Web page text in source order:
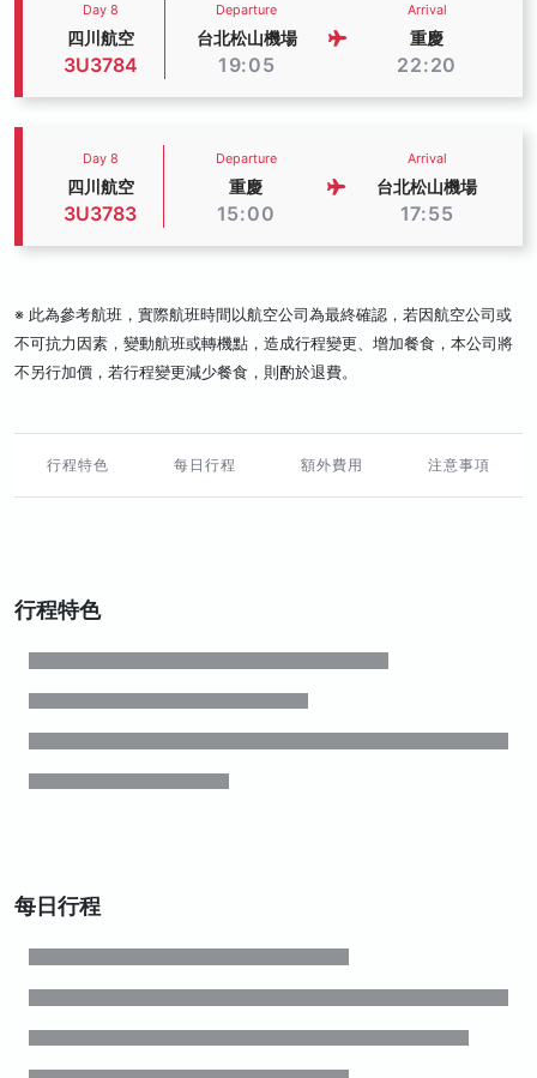
Day 8
四川航空
3U3784
Departure
台北松山機場
19:05
Arrival
重慶
22:20
Day 8
四川航空
3U3783
Departure
重慶
15:00
Arrival
台北松山機場
17:55
※ 此為參考航班，實際航班時間以航空公司為最終確認，若因航空公司或
不可抗力因素，變動航班或轉機點，造成行程變更、增加餐食，本公司將
不另行加價，若行程變更減少餐食，則酌於退費。
行程特色 每日行程 額外費用 注意事項
行程特色
每日行程